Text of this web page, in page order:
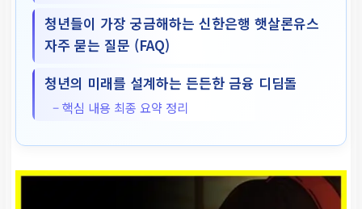
청년들이 가장 궁금해하는 신한은행 햇살론유스
자주 묻는 질문 (FAQ)
청년의 미래를 설계하는 든든한 금융 디딤돌
– 핵심 내용 최종 요약 정리